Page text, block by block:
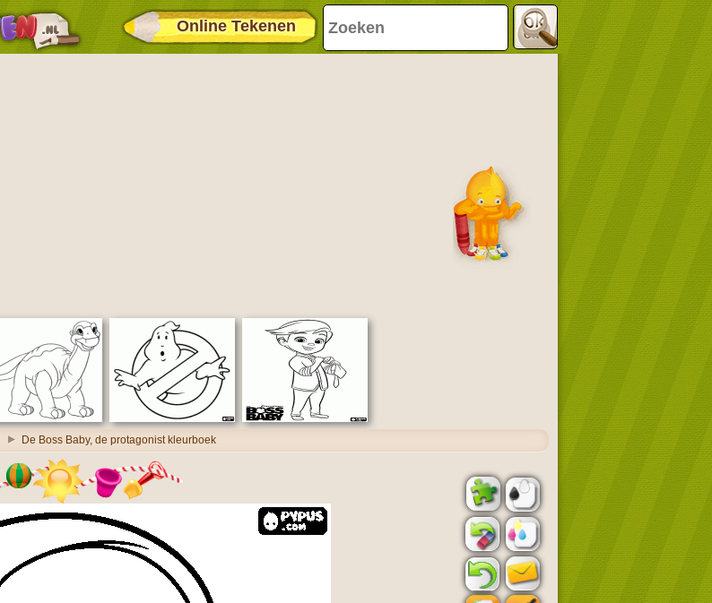
Online Tekenen
De Boss Baby, de protagonist kleurboek